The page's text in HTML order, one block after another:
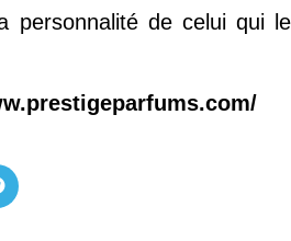
personnalité de celui qui le